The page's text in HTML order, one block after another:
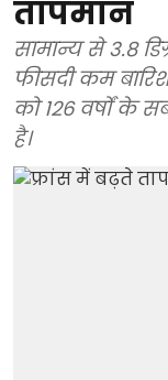
तापमान
सामान्य से 3.8
फीसदी कम
को 126 वर्षों के
है।